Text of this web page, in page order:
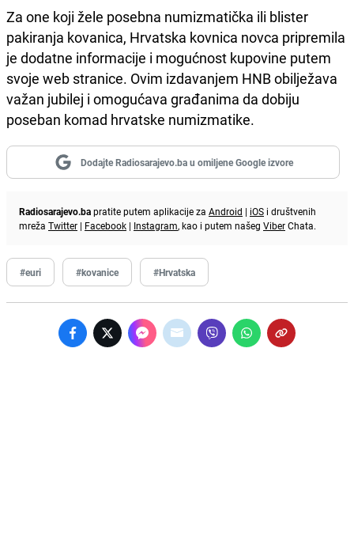
Za one koji žele posebna numizmatička ili blister
pakiranja kovanica, Hrvatska kovnica novca pripremila
je dodatne informacije i mogućnost kupovine putem
svoje web stranice. Ovim izdavanjem HNB obilježava
važan jubilej i omogućava građanima da dobiju
poseban komad hrvatske numizmatike.
Dodajte Radiosarajevo.ba u omiljene Google izvore
Radiosarajevo.bapratite putem aplikacije za Android | iOS i društvenih
mreža Twitter | Facebook | Instagram, kao i putem našeg ViberChata.
#euri #kovanice #Hrvatska